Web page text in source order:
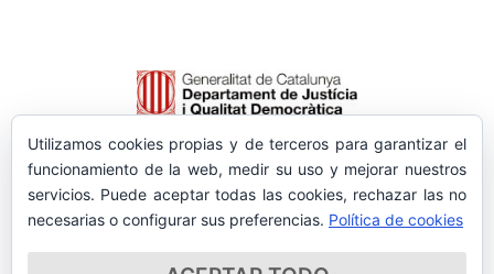
Utilizamos cookies propias y de terceros para garantizar el
funcionamiento de la web, medir su uso y mejorar nuestros
servicios. Puede aceptar todas las cookies, rechazar las no
necesarias o configurar sus preferencias. Política de cookies